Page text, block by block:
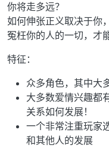
你将走多远？
如何伸张正义取决于你
冤枉你的人的一切，才
特征：
众多角色，其中大
大多数爱情兴趣都
关系如何发展！
一个非常注重玩家
和其他人的发展